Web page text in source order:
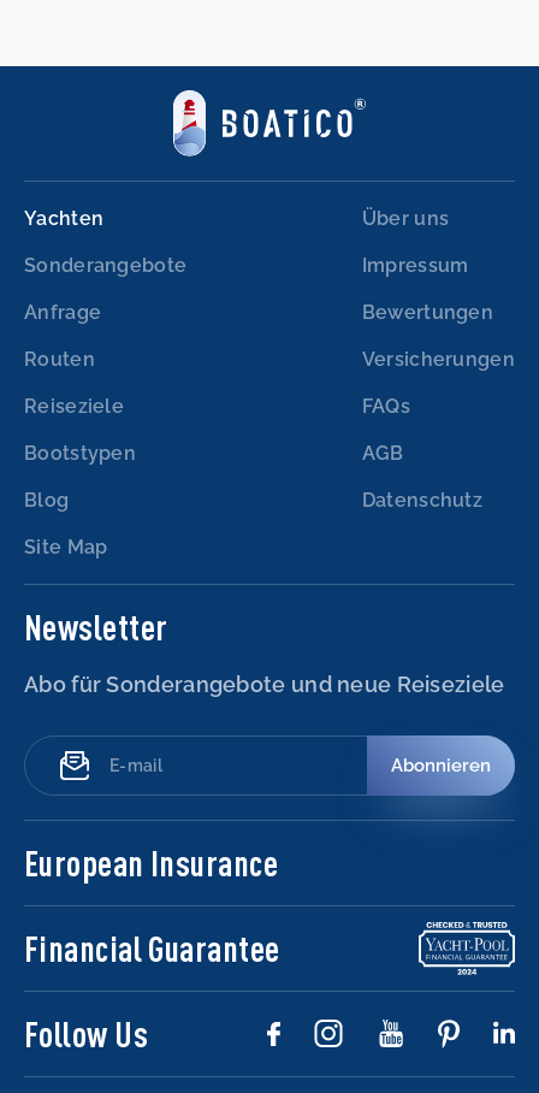
Yachten
Sonderangebote
Anfrage
Routen
Reiseziele
Bootstypen
Blog
Site Map
Über uns
Impressum
Bewertungen
Versicherungen
FAQs
AGB
Datenschutz
Newsletter
Abo für Sonderangebote und neue Reiseziele
Abonnieren
European Insurance
Financial Guarantee
Follow Us